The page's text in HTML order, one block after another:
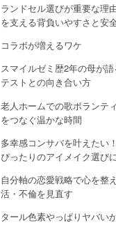
ランドセル選びが重要な理
を支える背負いやすさと安
コラボが増えるワケ
スマイルゼミ歴2年の母が
テストとの向き合い方
老人ホームでの歌ボランテ
をつなぐ温かな時間
多幸感コンサバを叶えたい
ぴったりのアイメイク選び
自分軸の恋愛戦略で心を整
活・不倫を見直す
タール色素やっぱりヤバい